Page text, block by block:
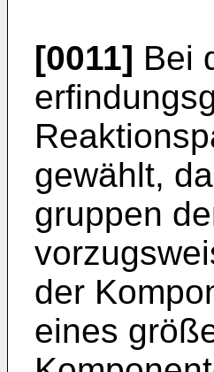
[0011] Bei
gewählt,
gruppen
der
eines